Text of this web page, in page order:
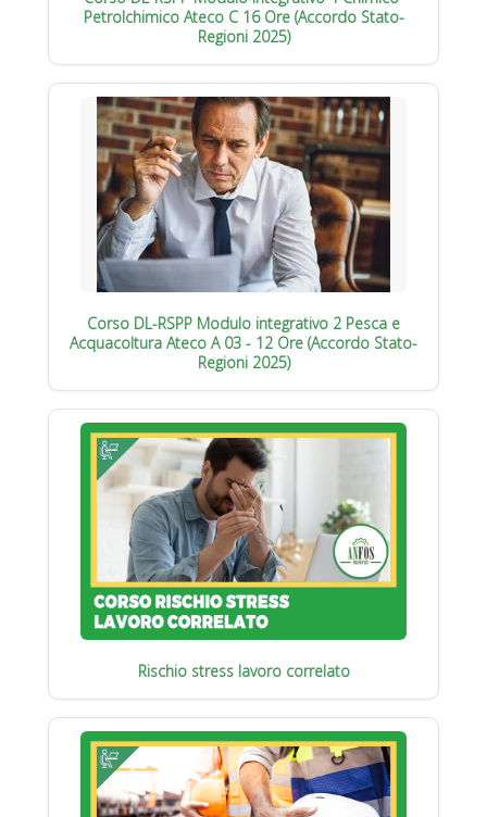
Petrolchimico Ateco C 16 Ore (Accordo Stato-
Regioni 2025)
Corso DL-RSPP Modulo integrativo 2 Pesca e
Acquacoltura Ateco A 03 - 12 Ore (Accordo Stato-
Regioni 2025)
Rischio stress lavoro correlato